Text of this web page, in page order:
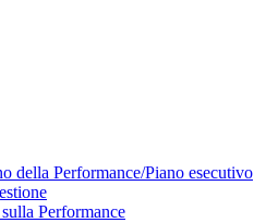
della Performance/Piano esecutivo
Performance